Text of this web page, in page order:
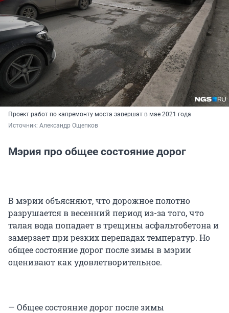
Проект работ по капремонту моста завершат в мае 2021 года
Источник: Александр Ощепков
Мэрия про общее состояние дорог
В мэрии объясняют, что дорожное полотно
разрушается в весенний период из-за того, что
талая вода попадает в трещины асфальтобетона и
замерзает при резких перепадах температур. Но
общее состояние дорог после зимы в мэрии
оценивают как удовлетворительное.
— Общее состояние дорог после зимы